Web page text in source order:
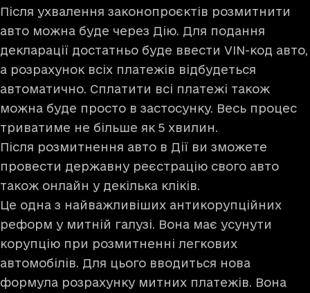
Після ухвалення законопроєктів розмитнити
авто можна буде через Дію. Для подання
декларації достатньо буде ввести VIN-код авто,
а розрахунок всіх платежів відбудеться
автоматично. Сплатити всі платежі також
можна буде просто в застосунку. Весь процес
триватиме не більше як 5 хвилин.
Після розмитнення авто в Дії ви зможете
провести державну реєстрацію свого авто
також онлайн у декілька кліків.
Це одна з найважливіших антикорупційних
реформ у митній галузі. Вона має усунути
корупцію при розмитненні легкових
автомобілів. Для цього вводиться нова
формула розрахунку митних платежів. Вона